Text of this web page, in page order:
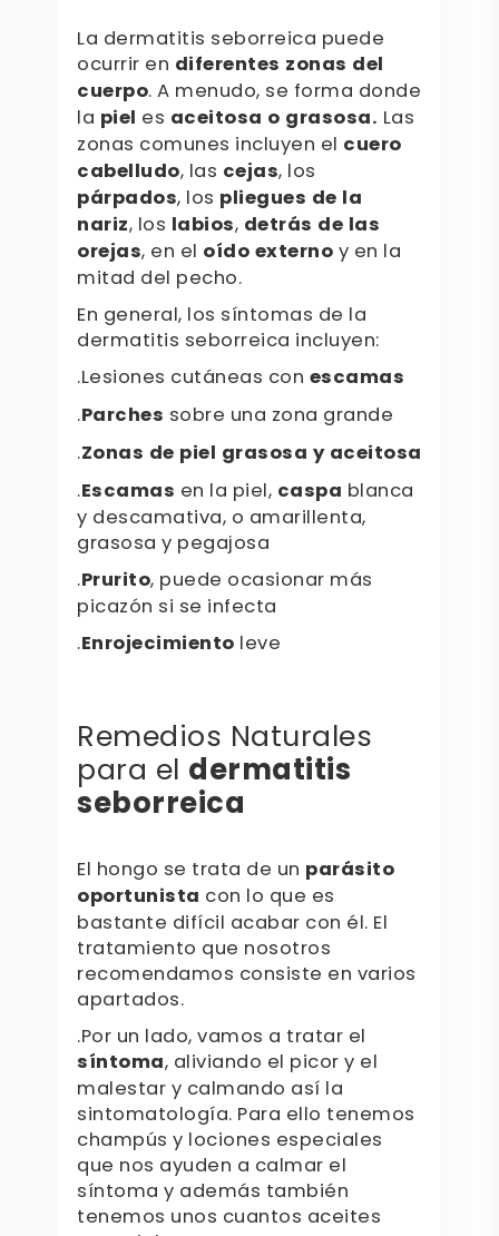
La dermatitis seborreica puede
ocurrir en diferentes zonas del
cuerpo. A menudo, se forma donde
la piel es aceitosa o grasosa. Las
zonas comunes incluyen el cuero
cabelludo, las cejas, los
párpados, los pliegues de la
nariz, los labios, detrás de las
orejas, en el oído externoy en la
mitad del pecho.
En general, los síntomas de la
dermatitis seborreica incluyen:
.Lesiones cutáneas con escamas
.Parches sobre una zona grande
.Zonas de piel grasosa y aceitosa
.Escamas en la piel, caspa blanca
y descamativa, o amarillenta,
grasosa y pegajosa
.Prurito, puede ocasionar más
picazón si se infecta
.Enrojecimiento leve
Remedios Naturales
para el dermatitis
seborreica
El hongo se trata de un parásito
oportunista con lo que es
bastante difícil acabar con él. El
tratamiento que nosotros
recomendamos consiste en varios
apartados.
.Por un lado, vamos a tratar el
síntoma, aliviando el picor y el
malestar y calmando así la
sintomatología. Para ello tenemos
champús y lociones especiales
que nos ayuden a calmar el
síntoma y además también
tenemos unos cuantos aceites